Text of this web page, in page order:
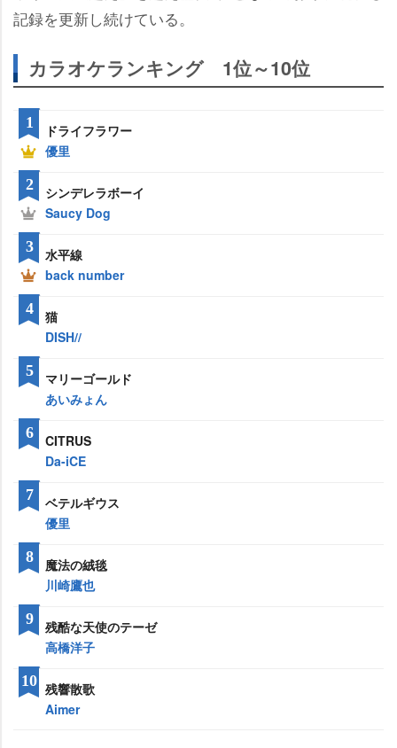
記録を更新し続けている。
カラオケランキング 1位～10位
ドライフラワー
優里
1
シンデレラボーイ
Saucy Dog
2
水平線
back number
3
猫
DISH//
4
マリーゴールド
あいみょん
5
CITRUS
Da-iCE
6
ベテルギウス
優里
7
魔法の絨毯
川崎鷹也
8
残酷な天使のテーゼ
高橋洋子
9
残響散歌
Aimer
10